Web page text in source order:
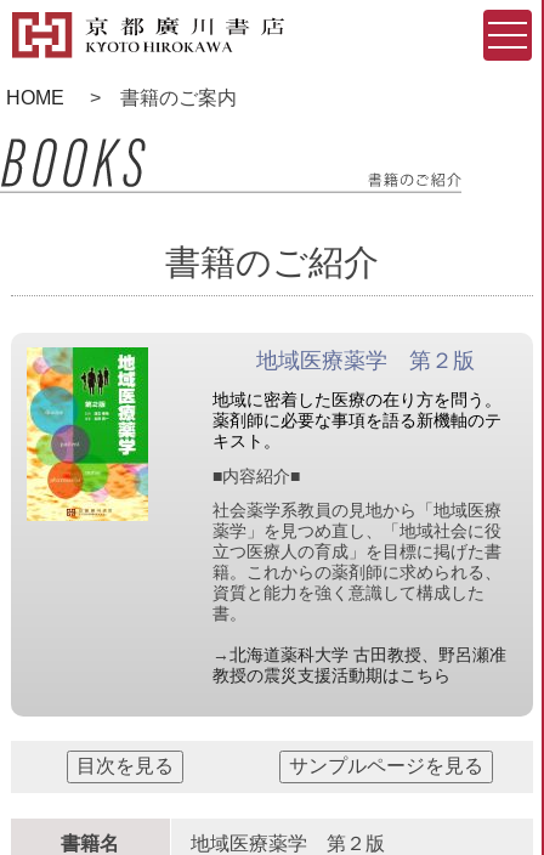
HOME 書籍のご案内
書籍のご紹介
地域医療薬学 第２版
地域に密着した医療の在り方を問う。
薬剤師に必要な事項を語る新機軸のテ
キスト。
■内容紹介■
社会薬学系教員の見地から「地域医療
薬学」を見つめ直し、「地域社会に役
立つ医療人の育成」を目標に掲げた書
籍。これからの薬剤師に求められる、
資質と能力を強く意識して構成した
書。
→北海道薬科大学 古田教授、野呂瀬准
教授の震災支援活動期はこちら
書籍名 地域医療薬学 第２版